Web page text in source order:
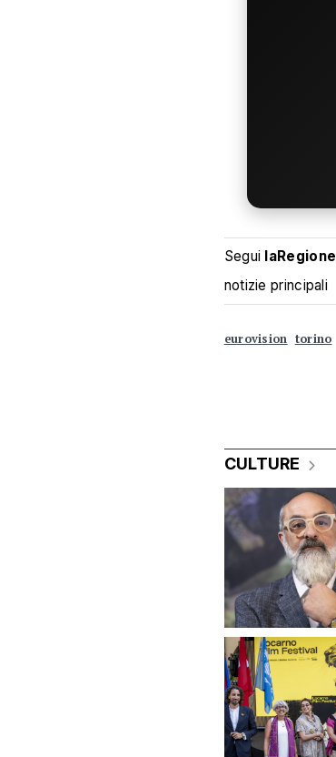
Segui laRegione
notizie principali
eurovision torino
CULTURE